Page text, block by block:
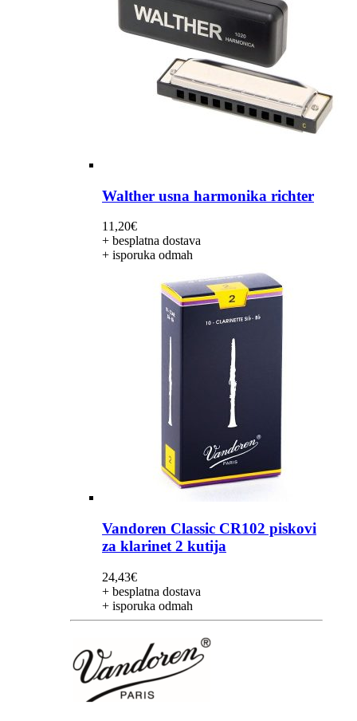
Walther usna harmonika richter
11,20€
+ besplatna dostava
+ isporuka odmah
Vandoren Classic CR102 piskovi
za klarinet 2 kutija
24,43€
+ besplatna dostava
+ isporuka odmah